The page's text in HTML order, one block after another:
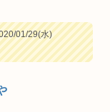
01/29(水)